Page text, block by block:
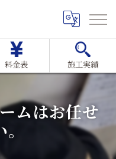
料金表 施工実績
ムはお任せ